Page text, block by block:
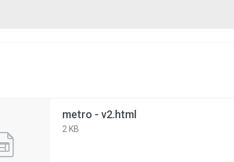
metro - v2.html
2 KB